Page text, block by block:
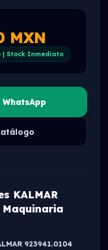
MXN
| Stock Inmediato
KALMAR
923941.0104